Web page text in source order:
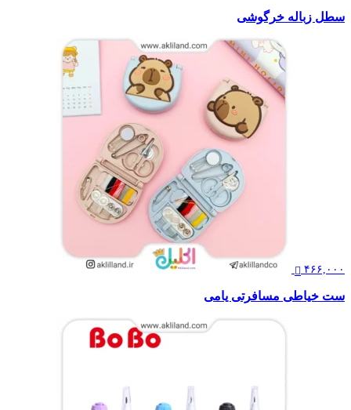
سطل زباله خرگوشی
۴۶۶,۰۰۰
ست خیاطی مسافرتی یامی